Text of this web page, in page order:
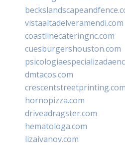
vistaaltadelveramendi.com
coastlinecateringnc.com
cuesburgershouston.com
dmtacos.com
crescentstreetprinting.com
hornopizza.com
driveadragster.com
hematologa.com
lizaivanov.com